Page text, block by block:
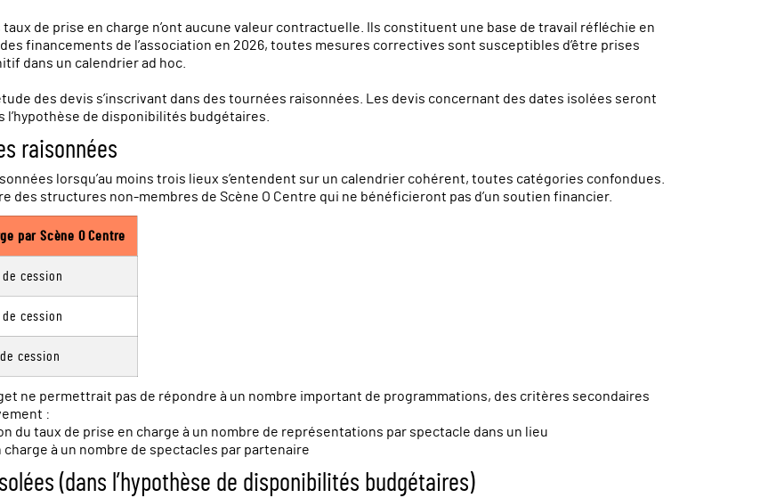
taux de prise en charge n’ont aucune valeur contractuelle. Ils constituent une base de travail réfléchie en
financements de l’association en 2026, toutes mesures correctives sont susceptibles d’être prises
dans un calendrier ad hoc.
des devis s’inscrivant dans des tournées raisonnées. Les devis concernant des dates isolées seront
l’hypothèse de disponibilités budgétaires.
raisonnées
lorsqu’au moins trois lieux s’entendent sur un calendrier cohérent, toutes catégories confondues.
des structures non-membres de Scène O Centre qui ne bénéficieront pas d’un soutien financier.
par Scène O Centre
cession
cession
cession
ne permettrait pas de répondre à un nombre important de programmations, des critères secondaires
:
du taux de prise en charge à un nombre de représentations par spectacle dans un lieu
à un nombre de spectacles par partenaire
(dans l’hypothèse de disponibilités budgétaires)